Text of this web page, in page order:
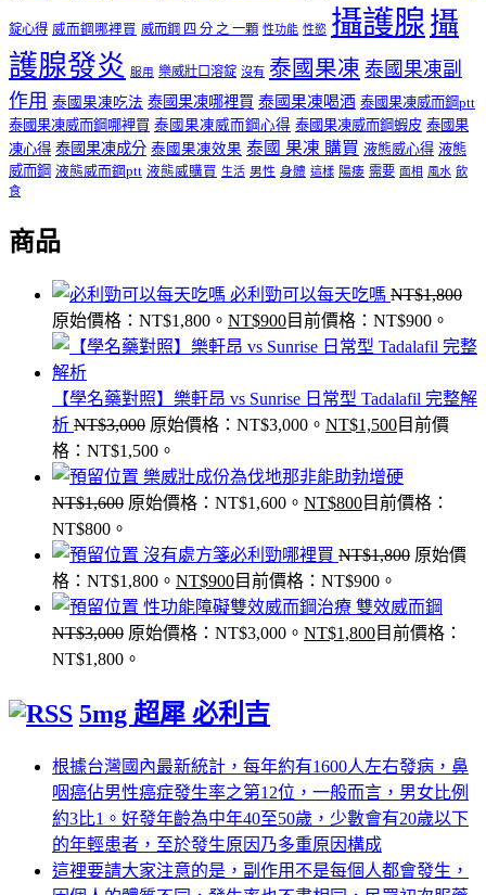
錠心得 威而鋼哪裡買 威而鋼 四 分 之 一顆 性功能 性慾 攝護腺 攝
護腺發炎
服用 樂威壯口溶錠 沒有 泰國果凍 泰國果凍副
作用 泰國果凍吃法 泰國果凍哪裡買 泰國果凍喝酒 泰國果凍威而鋼ptt
泰國果凍威而鋼哪裡買 泰國果凍威而鋼心得 泰國果凍威而鋼蝦皮 泰國果
凍心得 泰國果凍成分 泰國果凍效果 泰國 果凍 購買 液態威心得 液態
威而鋼 液態威而鋼ptt 液態威購買 生活 男性 身體 這樣 陽痿 需要 面相 風水 飲
食
商品
必利勁可以每天吃嗎 NT$1,800
原始價格：NT$1,800。 NT$900目前價格：NT$900。
【學名藥對照】樂軒昂 vs Sunrise 日常型 Tadalafil 完整解
析 NT$3,000 原始價格：NT$3,000。 NT$1,500目前價
格：NT$1,500。
樂威壯成份為伐地那非能助勃增硬
NT$1,600 原始價格：NT$1,600。 NT$800目前價格：
NT$800。
沒有處方箋必利勁哪裡買 NT$1,800 原始價
格：NT$1,800。 NT$900目前價格：NT$900。
性功能障礙雙效威而鋼治療 雙效威而鋼
NT$3,000 原始價格：NT$3,000。 NT$1,800目前價格：
NT$1,800。
5mg 超犀 必利吉
根據台灣國內最新統計，每年約有1600人左右發病，鼻
咽癌佔男性癌症發生率之第12位，一般而言，男女比例
約3比1。好發年齡為中年40至50歲，少數會有20歲以下
的年輕患者，至於發生原因乃多重原因構成
這裡要請大家注意的是，副作用不是每個人都會發生，